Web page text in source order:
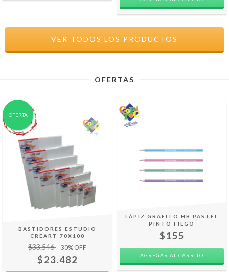
VER TODOS LOS PRODUCTOS
OFERTAS
OFERTA
BASTIDORES ESTUDIO
CREART 70X100
$33.546 30% OFF
$23.482
LÁPIZ GRAFITO HB PASTEL
PINTO FILGO
$155